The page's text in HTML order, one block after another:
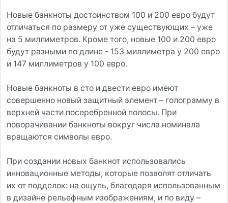
Новые банкноты достоинством 100 и 200 евро будут
отличаться по размеру от уже существующих – уже
на 5 миллиметров. Кроме того, новые 100 и 200 евро
будут разными по длине - 153 миллиметра у 200 евро
и 147 миллиметров у 100 евро.
Новые банкноты в сто и двести евро имеют
совершенно новый защитный элемент – голограмму в
верхней части посеребренной полосы. При
поворачивании банкноты вокруг числа номинала
вращаются символы евро.
При создании новых банкнот использовались
инновационные методы, которые позволят отличать
их от подделок: на ощупь, благодаря использованным
в дизайне рельефным изображениям, и по виду –